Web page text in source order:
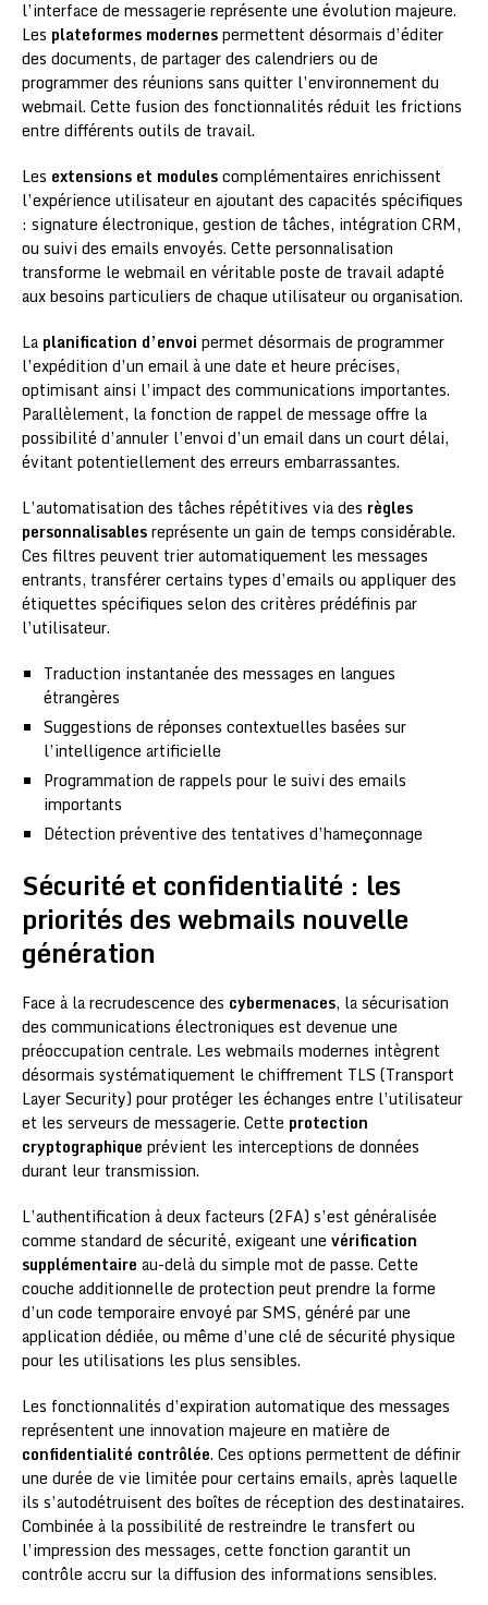
l’interface de messagerie représente une évolution majeure.
Les plateformes modernespermettent désormais d’éditer
des documents, de partager des calendriers ou de
programmer des réunions sans quitter l’environnement du
webmail. Cette fusion des fonctionnalités réduit les frictions
entre différents outils de travail.
Les extensions et modulescomplémentaires enrichissent
l’expérience utilisateur en ajoutant des capacités spécifiques
: signature électronique, gestion de tâches, intégration CRM,
ou suivi des emails envoyés. Cette personnalisation
transforme le webmail en véritable poste de travail adapté
aux besoins particuliers de chaque utilisateur ou organisation.
La planification d’envoi permet désormais de programmer
l’expédition d’un email à une date et heure précises,
optimisant ainsi l’impact des communications importantes.
Parallèlement, la fonction de rappel de message offre la
possibilité d’annuler l’envoi d’un email dans un court délai,
évitant potentiellement des erreurs embarrassantes.
L’automatisation des tâches répétitives via des règles
personnalisablesreprésente un gain de temps considérable.
Ces filtres peuvent trier automatiquement les messages
entrants, transférer certains types d’emails ou appliquer des
étiquettes spécifiques selon des critères prédéfinis par
l’utilisateur.
Traduction instantanée des messages en langues
étrangères
Suggestions de réponses contextuelles basées sur
l’intelligence artificielle
Programmation de rappels pour le suivi des emails
importants
Détection préventive des tentatives d’hameçonnage
Sécurité et confidentialité : les
priorités des webmails nouvelle
génération
Face à la recrudescence des cybermenaces, la sécurisation
des communications électroniques est devenue une
préoccupation centrale. Les webmails modernes intègrent
désormais systématiquement le chiffrement TLS (Transport
Layer Security) pour protéger les échanges entre l’utilisateur
et les serveurs de messagerie. Cette protection
cryptographique prévient les interceptions de données
durant leur transmission.
L’authentification à deux facteurs (2FA) s’est généralisée
comme standard de sécurité, exigeant une vérification
supplémentaire au-delà du simple mot de passe. Cette
couche additionnelle de protection peut prendre la forme
d’un code temporaire envoyé par SMS, généré par une
application dédiée, ou même d’une clé de sécurité physique
pour les utilisations les plus sensibles.
Les fonctionnalités d’expiration automatique des messages
représentent une innovation majeure en matière de
confidentialité contrôlée. Ces options permettent de définir
une durée de vie limitée pour certains emails, après laquelle
ils s’autodétruisent des boîtes de réception des destinataires.
Combinée à la possibilité de restreindre le transfert ou
l’impression des messages, cette fonction garantit un
contrôle accru sur la diffusion des informations sensibles.